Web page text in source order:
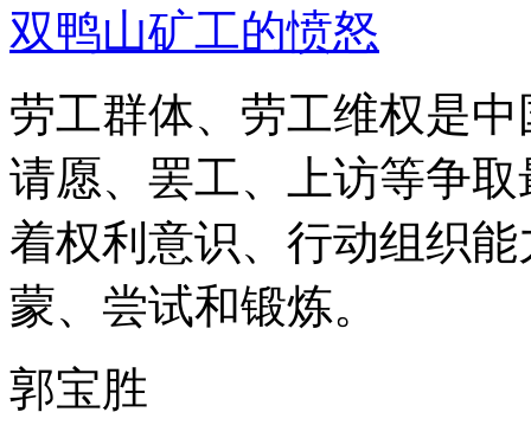
双鸭山矿工的愤怒
劳工群体、劳工维权是
请愿、罢工、上访等争
着权利意识、行动组织
蒙、尝试和锻炼。
郭宝胜